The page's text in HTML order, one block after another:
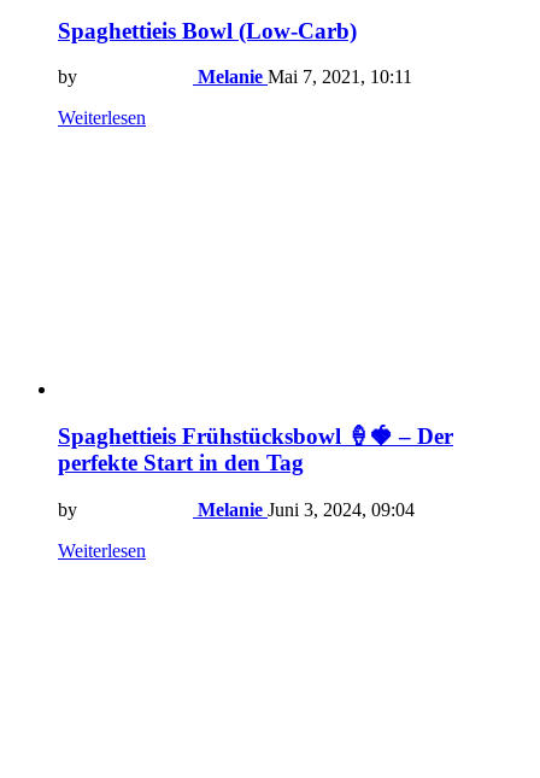
Spaghettieis Bowl (Low-Carb)
by Melanie Mai 7, 2021, 10:11
Weiterlesen
Spaghettieis Frühstücksbowl 🍦🍓 – Der
perfekte Start in den Tag
by Melanie Juni 3, 2024, 09:04
Weiterlesen